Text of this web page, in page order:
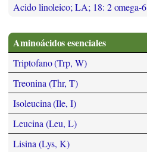
Acido linoleico; LA; 18: 2 omega-6
Aminoácidos esenciales
Triptofano (Trp, W)
Treonina (Thr, T)
Isoleucina (Ile, I)
Leucina (Leu, L)
Lisina (Lys, K)